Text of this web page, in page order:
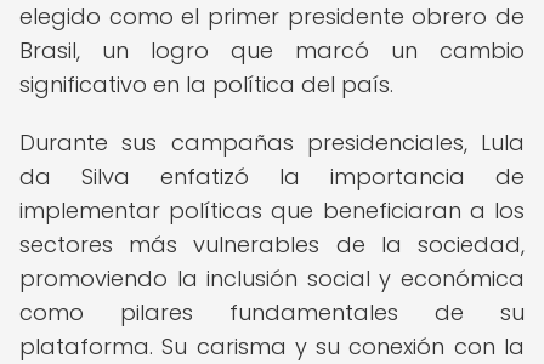
elegido como el primer presidente obrero de
Brasil, un logro que marcó un cambio
significativo en la política del país.
Durante sus campañas presidenciales, Lula
da Silva enfatizó la importancia de
implementar políticas que beneficiaran a los
sectores más vulnerables de la sociedad,
promoviendo la inclusión social y económica
como pilares fundamentales de su
plataforma. Su carisma y su conexión con la